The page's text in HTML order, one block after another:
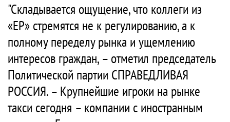
"Складывается ощущение, что коллеги из
«ЕР» стремятся не к регулированию, а к
полному переделу рынка и ущемлению
интересов граждан, – отметил председатель
Политической партии СПРАВЕДЛИВАЯ
РОССИЯ. – Крупнейшие игроки на рынке
такси сегодня – компании с иностранным